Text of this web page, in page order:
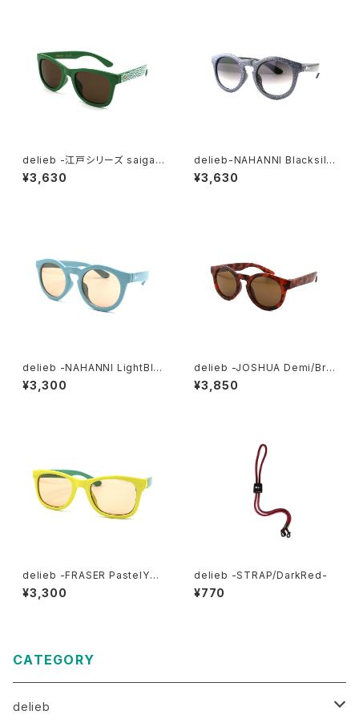
delieb -江戸シリーズ saigaih
a FRASER Green/Brown-
KIDSsize
¥3,630
delieb-NAHANNI Blacksilv
erGlitter/Smokehalf- BAB
Ysize
¥3,630
delieb -NAHANNI LightBlu
e/LightBrown- KIDSsize
¥3,300
delieb -JOSHUA Demi/Bro
wn- BABYsize
¥3,850
delieb -FRASER PastelYell
owGreen/LightBrown- KI
DSsize
¥3,300
delieb -STRAP/DarkRed-
¥770
CATEGORY
delieb